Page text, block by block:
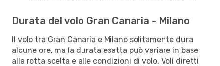
Durata del volo Gran Canaria - Milano
Il volo tra Gran Canaria e Milano solitamente dura
alcune ore, ma la durata esatta può variare in base
alla rotta scelta e alle condizioni di volo. Voli diretti